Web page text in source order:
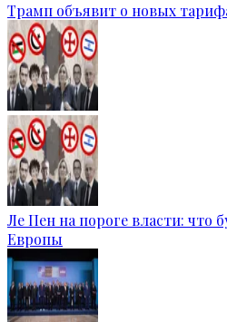
Трамп объявит о новых
Ле Пен на пороге власти: что
Европы